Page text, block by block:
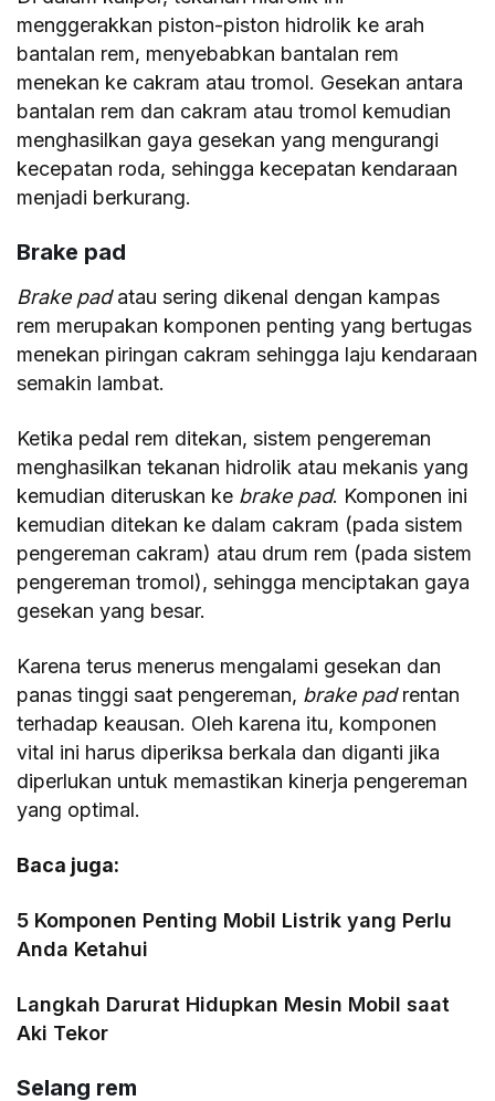
menggerakkan piston-piston hidrolik ke arah
bantalan rem, menyebabkan bantalan rem
menekan ke cakram atau tromol. Gesekan antara
bantalan rem dan cakram atau tromol kemudian
menghasilkan gaya gesekan yang mengurangi
kecepatan roda, sehingga kecepatan kendaraan
menjadi berkurang.
Brake pad
Brake padatau sering dikenal dengan kampas
rem merupakan komponen penting yang bertugas
menekan piringan cakram sehingga laju kendaraan
semakin lambat.
Ketika pedal rem ditekan, sistem pengereman
menghasilkan tekanan hidrolik atau mekanis yang
kemudian diteruskan ke brake pad. Komponen ini
kemudian ditekan ke dalam cakram (pada sistem
pengereman cakram) atau drum rem (pada sistem
pengereman tromol), sehingga menciptakan gaya
gesekan yang besar.
Karena terus menerus mengalami gesekan dan
panas tinggi saat pengereman, brake padrentan
terhadap keausan. Oleh karena itu, komponen
vital ini harus diperiksa berkala dan diganti jika
diperlukan untuk memastikan kinerja pengereman
yang optimal.
Baca juga:
5 Komponen Penting Mobil Listrik yang Perlu
Anda Ketahui
Langkah Darurat Hidupkan Mesin Mobil saat
Aki Tekor
Selang rem